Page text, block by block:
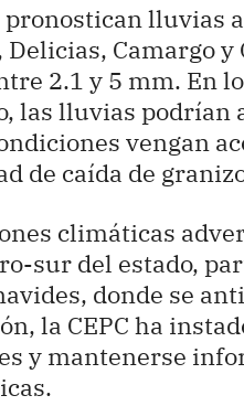
pronostican lluvias
Camargo
2.1 y 5 mm. En
las lluvias podrían
vengan
de caída de
climáticas
sur del estado,
donde se
la CEPC ha
y mantenerse